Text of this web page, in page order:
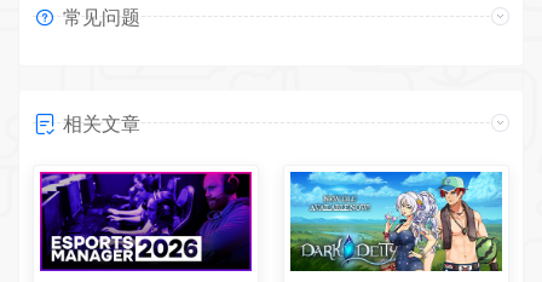
常见问题
相关文章